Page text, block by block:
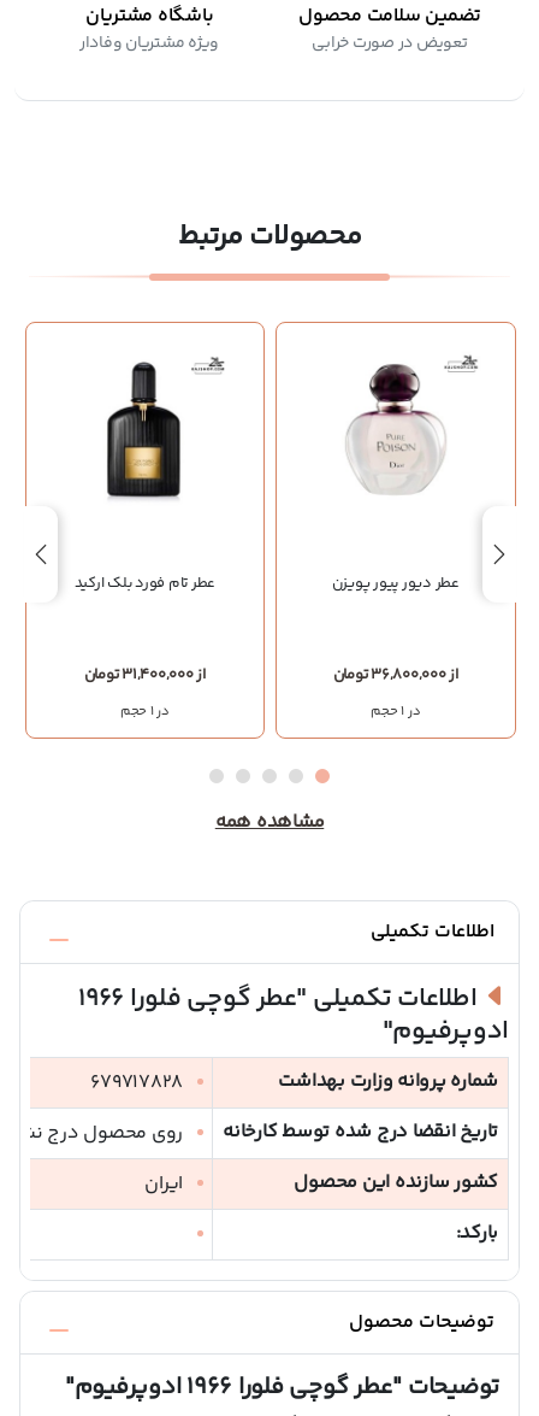
تضمین سلامت محصول
تعویض در صورت خرابی
باشگاه مشتریان
ویژه مشتریان وفادار
محصولات مرتبط
عطر دیور پیور پویزن
از 36,800,000 تومان
در 1 حجم
عطر تام فورد بلک ارکید
از 31,400,000 تومان
در 1 حجم
مشاهده همه
اطلاعات تکمیلی
اطلاعات تکمیلی "عطر گوچی فلورا 1966
ادوپرفیوم"
شماره پروانه وزارت بهداشت
679717828
تاریخ انقضا درج شده توسط کارخانه
روی محصول درج
کشور سازنده این محصول
ایران
بارکد:
توضیحات محصول
توضیحات"عطر گوچی فلورا 1966 ادوپرفیوم"